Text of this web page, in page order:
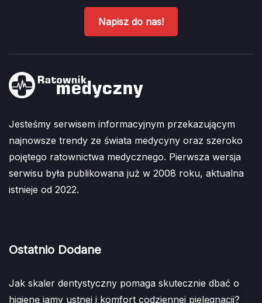
Napisz do nas!
Jesteśmy serwisem informacyjnym przekazującym
najnowsze trendy ze świata medycyny oraz szeroko
pojętego ratownictwa medycznego. Pierwsza wersja
serwisu była publikowana już w 2008 roku, aktualna
istnieje od 2022.
Ostatnio Dodane
Jak skaler dentystyczny pomaga skutecznie dbać o
higienę jamy ustnej i komfort codziennej pielęgnacji?